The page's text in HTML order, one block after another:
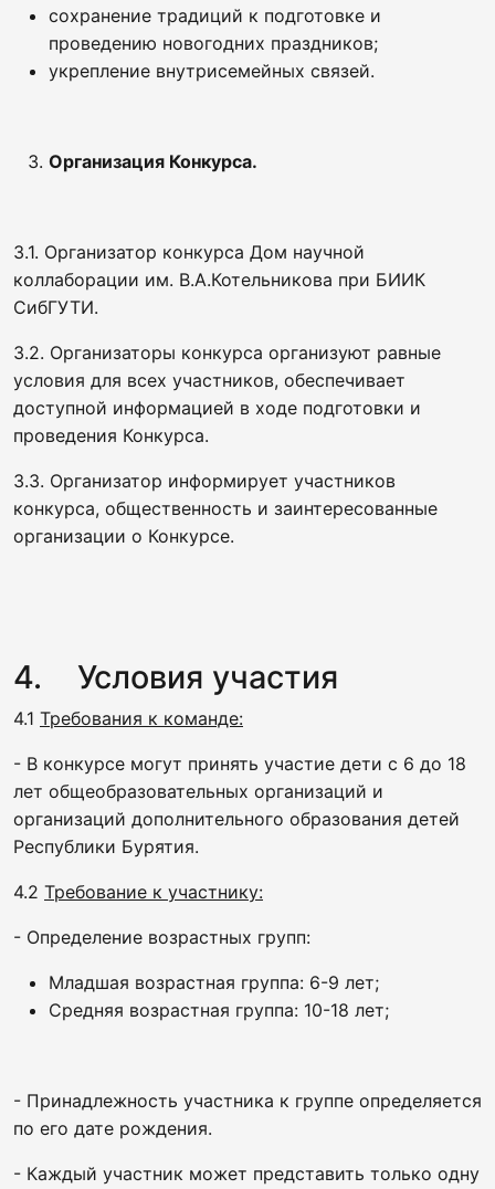
сохранение традиций к подготовке и
проведению новогодних праздников;
укрепление внутрисемейных связей.
Организация Конкурса.
3.1. Организатор конкурса Дом научной
коллаборации им. В.А.Котельникова при БИИК
СибГУТИ.
3.2. Организаторы конкурса организуют равные
условия для всех участников, обеспечивает
доступной информацией в ходе подготовки и
проведения Конкурса.
3.3. Организатор информирует участников
конкурса, общественность и заинтересованные
организации о Конкурсе.
4. Условия участия
4.1 Требования к команде:
- В конкурсе могут принять участие дети с 6 до 18
лет общеобразовательных организаций и
организаций дополнительного образования детей
Республики Бурятия.
4.2 Требование к участнику:
- Определение возрастных групп:
Младшая возрастная группа: 6-9 лет;
Средняя возрастная группа: 10-18 лет;
- Принадлежность участника к группе определяется
по его дате рождения.
- Каждый участник может представить только одну